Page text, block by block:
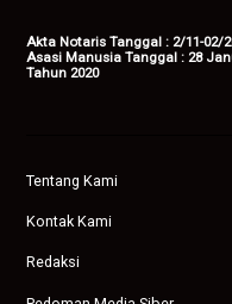
Akta Notaris Tanggal : 2/11-02/
Asasi Manusia Tanggal : 28
Tahun 2020
Tentang Kami
Kontak Kami
Redaksi